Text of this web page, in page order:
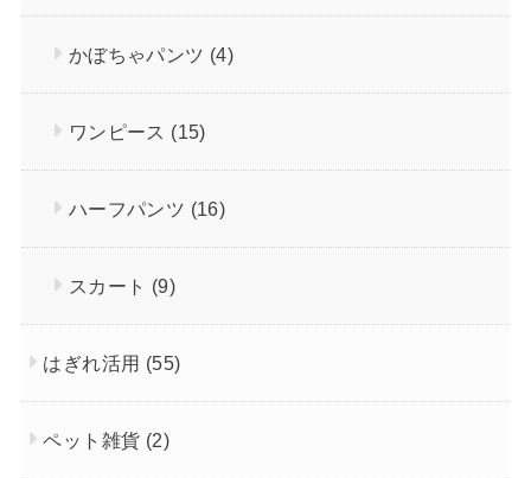
かぼちゃパンツ (4)
ワンピース (15)
ハーフパンツ (16)
スカート (9)
はぎれ活用 (55)
ペット雑貨 (2)